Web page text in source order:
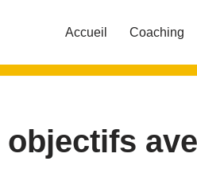
Accueil Coaching